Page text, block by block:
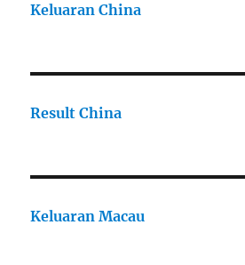
Keluaran China
Result China
Keluaran Macau